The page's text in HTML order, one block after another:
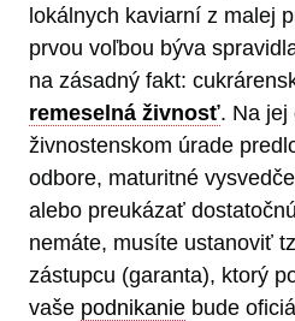
lokálnych kaviarní z malej
prvou voľbou býva
na zásadný fakt:
remeselná živnosť. Na jej
živnostenskom úrade
odbore, maturitné
alebo preukázať
nemáte, musíte ustanoviť
zástupcu (garanta), ktorý
vaše podnikanie bude